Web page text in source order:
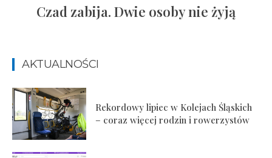
Czad zabija. Dwie osoby nie żyją
AKTUALNOŚCI
Rekordowy lipiec w Kolejach Śląskich
– coraz więcej rodzin i rowerzystów